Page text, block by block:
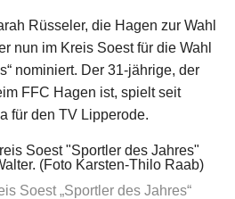
Rüsseler, die Hagen zur Wahl
nun im Kreis Soest für die Wahl
nominiert. Der 31-jährige, der
FFC Hagen ist, spielt seit
für den TV Lipperode.
Soest „Sportler des Jahres“